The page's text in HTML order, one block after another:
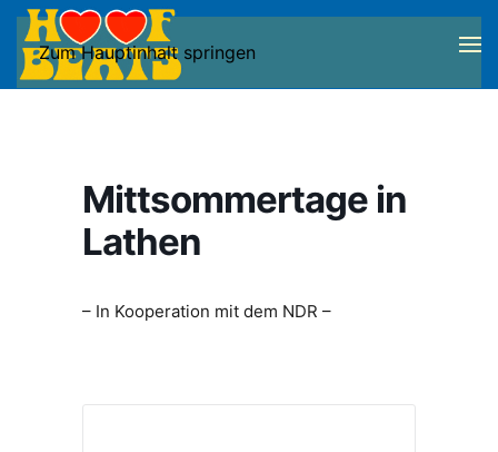
Zum Hauptinhalt springen
Mittsommertage in
Lathen
– In Kooperation mit dem NDR –